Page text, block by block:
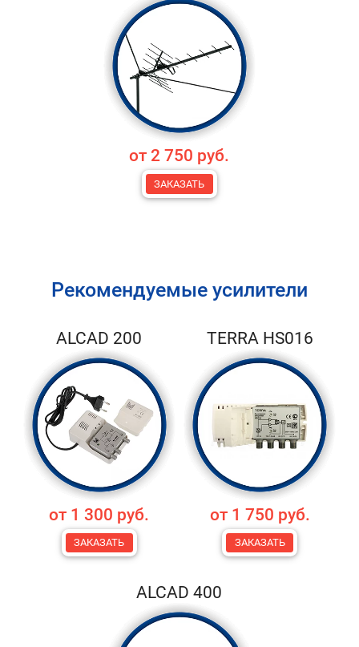
от 2 750 руб.
ЗАКАЗАТЬ
Рекомендуемые усилители
ALCAD 200
от 1 300 руб.
ЗАКАЗАТЬ
TERRA HS016
от 1 750 руб.
ЗАКАЗАТЬ
ALCAD 400